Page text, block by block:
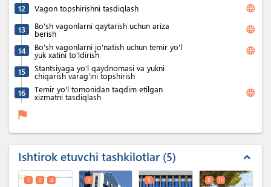
12 Vagon topshirishni tasdiqlash language
13 Bo'sh vagonlarni qaytarish uchun ariza
berish language
14 Bo'sh vagonlarni jo'natish uchun temir yo'l
yuk xatini to'ldirish language
15 Stantsiyaga yo'l qaydnomasi va yukni
chiqarish varag'ini topshirish
16
Temir yo'l tomonidan taqdim etilgan
xizmatni tasdiqlash language
flag
Ishtirok etuvchi tashkilotlar 5 expand_less
1 2
4
3 5 8 15